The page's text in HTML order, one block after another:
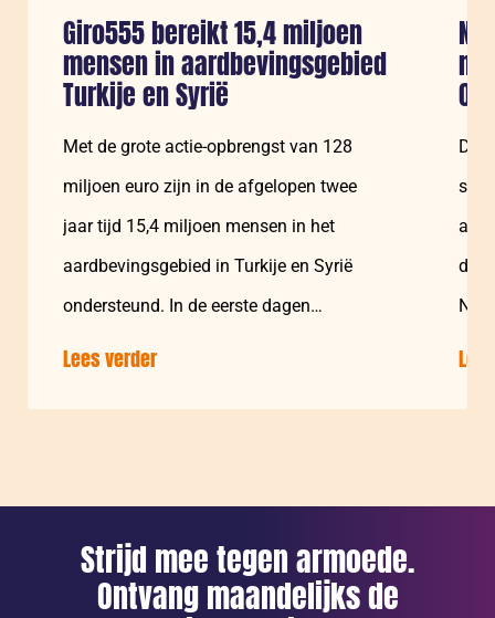
Giro555 bereikt 15,4 miljoen
mensen in aardbevingsgebied
Turkije en Syrië
Met de grote actie-opbrengst van 128
miljoen euro zijn in de afgelopen twee
jaar tijd 15,4 miljoen mensen in het
aardbevingsgebied in Turkije en Syrië
ondersteund. In de eerste dagen…
Lees verder
bereikt
mensen
aardbevingsgebied
Turkije
De
Strijd mee tegen armoede.
Ontvang maandelijks de